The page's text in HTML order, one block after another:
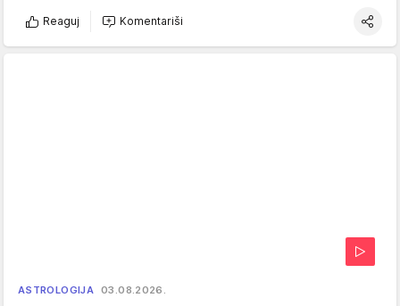
Reaguj Komentariši
ASTROLOGIJA 03.08.2026.